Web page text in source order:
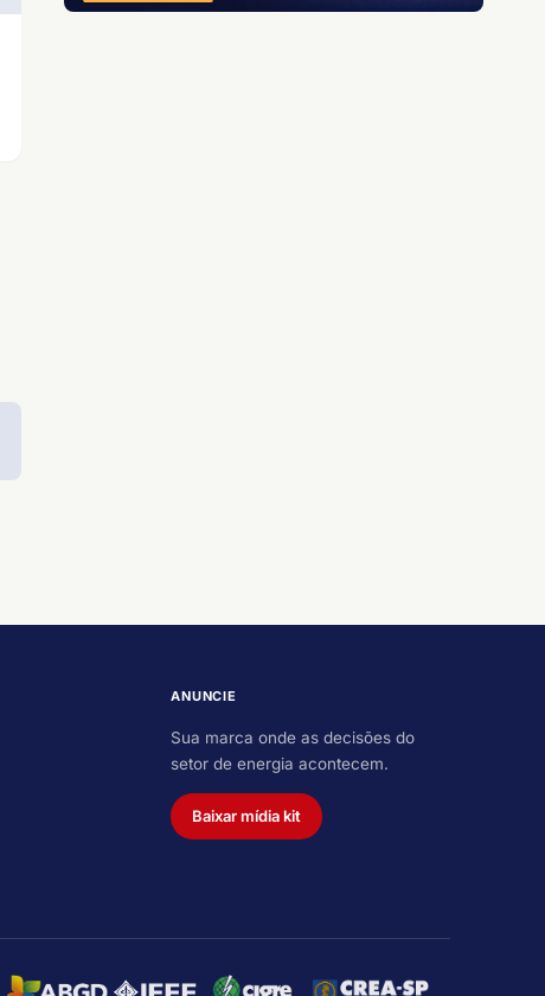
ANUNCIE
Sua marca onde as decisões do
setor de energia acontecem.
Baixar mídia kit